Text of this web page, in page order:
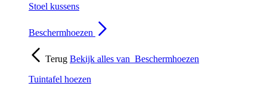
Stoel kussens
Beschermhoezen
Terug Bekijk alles van Beschermhoezen
Tuintafel hoezen